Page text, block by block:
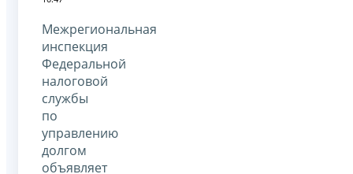
Межрегиональная
инспекция
Федеральной
налоговой
службы
по
управлению
долгом
объявляет